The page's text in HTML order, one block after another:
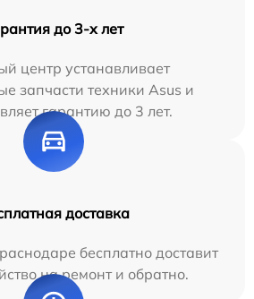
до 3-х лет
центр устанавливает
запчасти техники Asus и
гарантию до 3 лет.
доставка
бесплатно доставит
на ремонт и обратно.